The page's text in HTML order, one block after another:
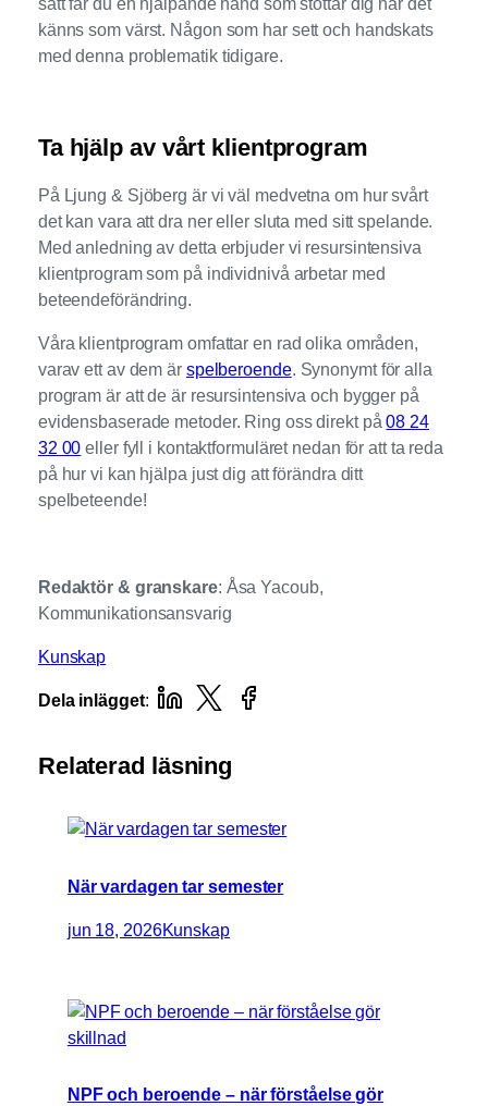
känns som värst. Någon som har sett och handskats
med denna problematik tidigare.
Ta hjälp av vårt klientprogram
På Ljung & Sjöberg är vi väl medvetna om hur svårt
det kan vara att dra ner eller sluta med sitt spelande.
Med anledning av detta erbjuder vi resursintensiva
klientprogram som på individnivå arbetar med
beteendeförändring.
Våra klientprogram omfattar en rad olika områden,
varav ett av dem är spelberoende. Synonymt för alla
program är att de är resursintensiva och bygger på
evidensbaserade metoder. Ring oss direkt på08 24
32 00 eller fyll i kontaktformuläret nedan för att ta reda
på hur vi kan hjälpa just dig att förändra ditt
spelbeteende!
Redaktör & granskare: Åsa Yacoub,
Kommunikationsansvarig
Kunskap
Dela inlägget:
Relaterad läsning
När vardagen tar semester
jun 18, 2026Kunskap
NPF och beroende – när förståelse gör